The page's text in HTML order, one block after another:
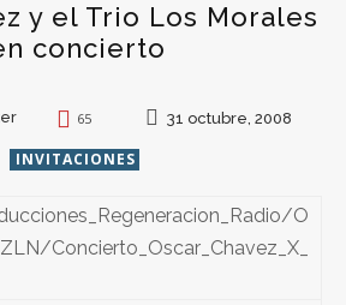
y el Trio Los Morales
concierto
65 31 octubre, 2008
INVITACIONES
O
Concierto_Oscar_Chavez_X_